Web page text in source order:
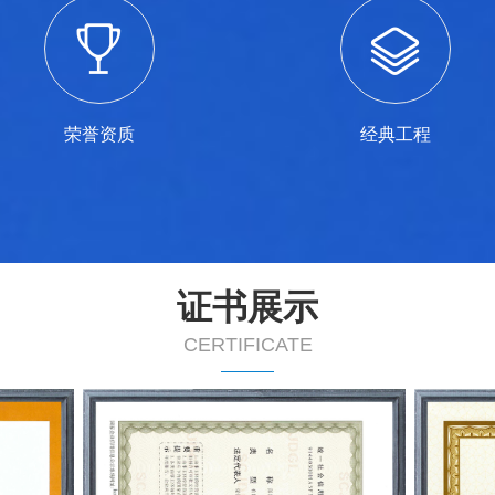
荣誉资质 经典工程
证书展示
CERTIFICATE